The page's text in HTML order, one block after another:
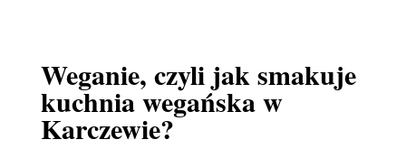
Weganie, czyli jak smakuje
kuchnia wegańska w
Karczewie?